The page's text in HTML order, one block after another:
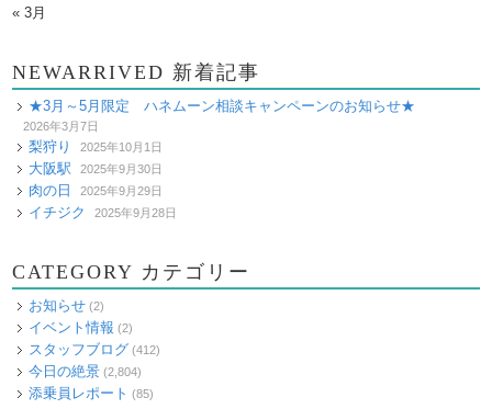
« 3月
NEWARRIVED 新着記事
★3月～5月限定 ハネムーン相談キャンペーンのお知らせ★
2026年3月7日
梨狩り 2025年10月1日
大阪駅 2025年9月30日
肉の日 2025年9月29日
イチジク 2025年9月28日
CATEGORY カテゴリー
お知らせ (2)
イベント情報 (2)
スタッフブログ (412)
今日の絶景 (2,804)
添乗員レポート (85)